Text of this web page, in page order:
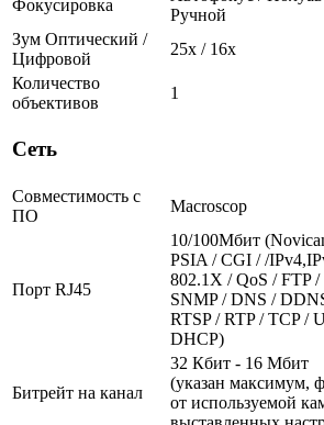
Фокусировка
Ручной
Зум Оптический /
Цифровой
25х / 16x
Количество
объективов
1
Сеть
Совместимость с
ПО
Macroscop
Порт RJ45
10/100Мбит
PSIA / CGI / /
802.1X / QoS / FTP
SNMP / DNS /
RTSP / RTP / TCP /
DHCP)
Битрейт на канал
32 Кбит - 16 Мбит
(указан максимум,
от используемой